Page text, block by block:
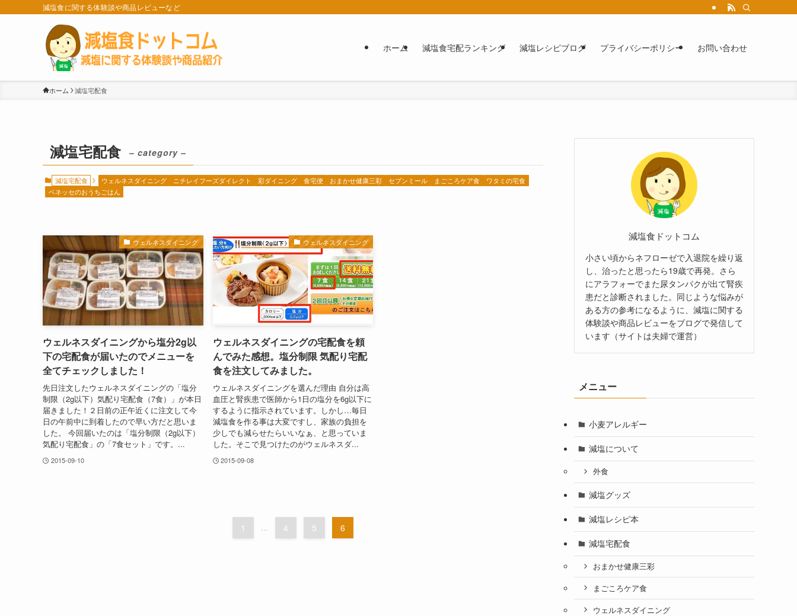
減塩食に関する体験談や商品レビューなど
ホーム 減塩食宅配ランキング 減塩レシピブログ プライバシーポリシー お問い合わせ
ホーム 減塩宅配食
減塩宅配食 – category –
減塩宅配食 ウェルネスダイニング ニチレイフーズダイレクト 彩ダイニング 食宅便 おまかせ健康三彩 セブンミール まごころケア食
ワタミの宅食
ベネッセのおうちごはん
ウェルネスダイニング
ウェルネスダイニングから塩分2g以
下の宅配食が届いたのでメニューを
全てチェックしました！
先日注文したウェルネスダイニングの「塩分
制限（2g以下）気配り宅配食（7食）」が本日
届きました！２日前の正午近くに注文して今
日の午前中に到着したので早い方だと思いま
した。 今回届いたのは「塩分制限（2g以下）
気配り宅配食」の「7食セット」です。...
2015-09-10
ウェルネスダイニング
ウェルネスダイニングの宅配食を頼
んでみた感想。塩分制限 気配り宅配
食を注文してみました。
ウェルネスダイニングを選んだ理由 自分は高
血圧と腎疾患で医師から1日の塩分を6g以下に
するように指示されています。しかし…毎日
減塩食を作る事は大変ですし、家族の負担を
少しでも減らせたらいいなぁ、と思っていま
した。そこで見つけたのがウェルネスダ...
2015-09-08
1 ... 4 5 6
減塩食ドットコム
小さい頃からネフローゼで入退院を繰り返
し、治ったと思ったら19歳で再発。さら
にアラフォーでまた尿タンパクが出て腎疾
患だと診断されました。同じような悩みが
ある方の参考になるように、減塩に関する
体験談や商品レビューをブログで発信して
います（サイトは夫婦で運営）
メニュー
小麦アレルギー
減塩について
外食
減塩グッズ
減塩レシピ本
減塩宅配食
おまかせ健康三彩
まごころケア食
ウェルネスダイニング